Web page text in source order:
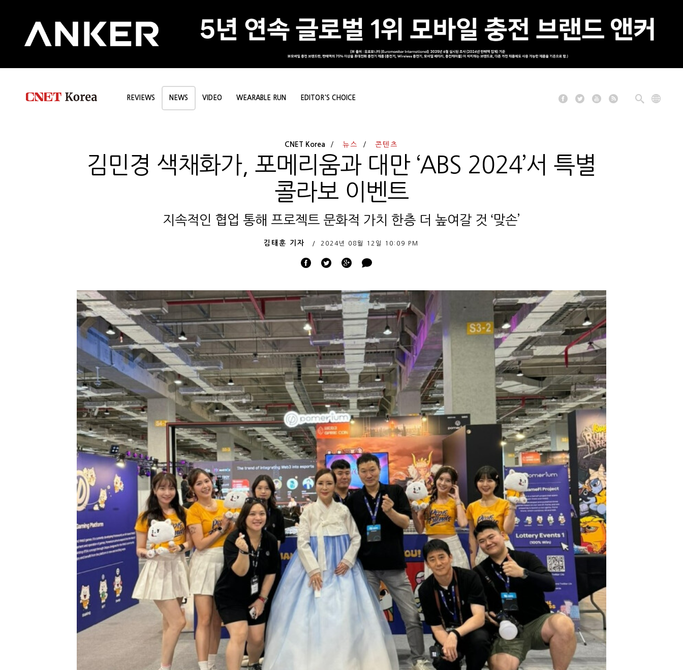
REVIEWS NEWS VIDEO WEARABLE RUN EDITOR'S CHOICE
CNET Korea 뉴스 콘텐츠
김민경 색채화가, 포메리움과 대만 ‘ABS 2024’서 특별
콜라보 이벤트
지속적인 협업 통해 프로젝트 문화적 가치 한층 더 높여갈 것 ‘맞손’
김태훈 기자 2024년 08월 12일 10:09 PM